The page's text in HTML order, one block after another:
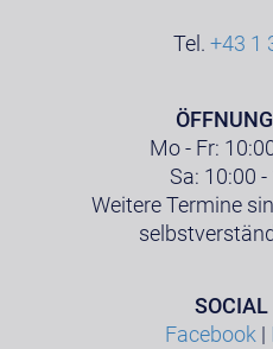
Tel. +43 1
Mo - Fr:
Sa: 10:00
Weitere Termine
Facebook|